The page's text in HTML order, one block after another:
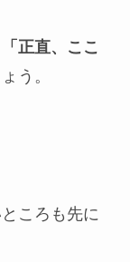
「正直、ここ
う。
ころも先に